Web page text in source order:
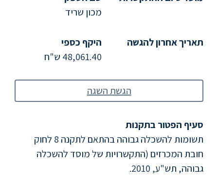
היחידה
ועברית
שני
המרכז
הקדם
מכון שריד
תאריך אחרון להגשה
היקף כספי
48,061.40 ש"ח
הגשת השגה
סעיף הפטור בתקנות
תשומות להשכלה גבוהה בהתאם לתקנה 8 לחוק
חובת המכרזים (התקשרויות של מוסד להשכלה
גבוהה, תש"ע, 2010.